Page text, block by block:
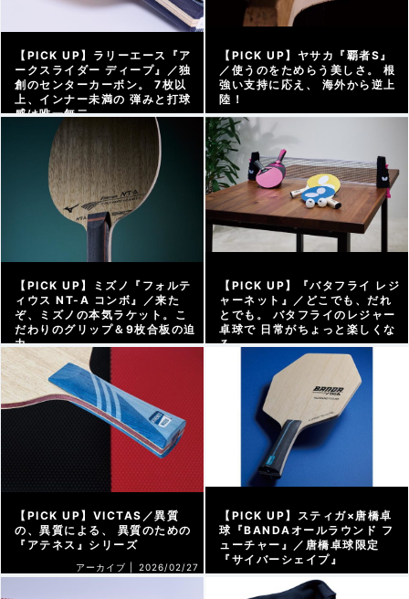
【PICK UP】ラリーエース『ア
ークスライダー ディープ』／独
創のセンターカーボン。 7枚以
上、インナー未満の 弾みと打球
感は唯一無二
2026/04/10
【PICK UP】ヤサカ『覇者S』
／使うのをためらう美しさ。 根
強い支持に応え、 海外から逆上
陸！
【PICK UP】ミズノ『フォルテ
ィウス NT-A コンボ』／来た
ぞ、ミズノの本気ラケット。こ
だわりのグリップ＆9枚合板の迫
力
アーカイブ |
【PICK UP】『バタフライ レジ
ャーネット』／どこでも、だれ
とでも。 バタフライのレジャー
卓球で 日常がちょっと楽しくな
る
アーカイブ | 2026/03/06
【PICK UP】VICTAS／異質
の、異質による、 異質のための
『アテネス』シリーズ
アーカイブ | 2026/02/27
【PICK UP】スティガ×唐橋卓
球『BANDAオールラウンド フ
ューチャー』／唐橋卓球限定
『サイバーシェイプ』
アーカイブ |